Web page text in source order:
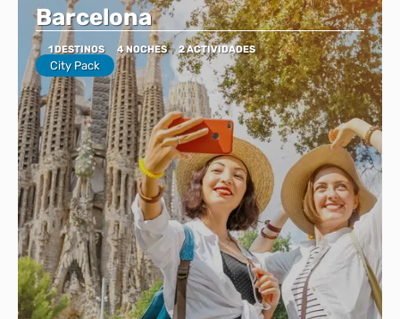
Barcelona
1 DESTINOS 4 NOCHES 2 ACTIVIDADES
City Pack